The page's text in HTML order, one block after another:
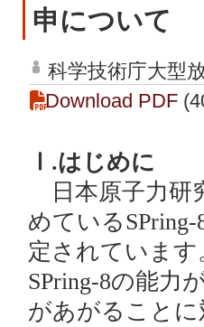
申について
科学技術庁大型
Download PDF
Ⅰ.はじめに
日本原子力研
めている
定されていま
SPring-8の能力
があがること